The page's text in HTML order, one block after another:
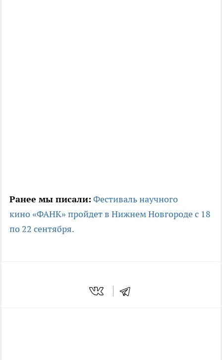
Ранее мы писали: Фестиваль научного
кино «ФАНК» пройдет в Нижнем Новгороде с 18
по 22 сентября.